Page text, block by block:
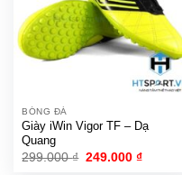
BÓNG ĐÁ
Giày iWin Vigor TF – Dạ
Quang
299.000₫ Giá
249.000₫Giá